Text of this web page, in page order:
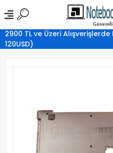
2900 TL ve Üzeri
120USD)